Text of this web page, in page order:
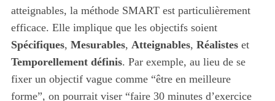
atteignables, la méthode SMART est particulièrement
efficace. Elle implique que les objectifs soient
Spécifiques, Mesurables, Atteignables, Réalisteset
Temporellement définis. Par exemple, au lieu de se
fixer un objectif vague comme “être en meilleure
forme”, on pourrait viser “faire 30 minutes d’exercice